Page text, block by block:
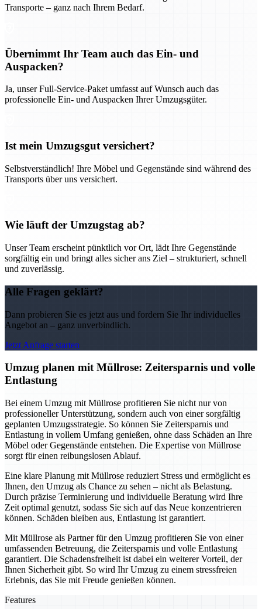
Transporte – ganz nach Ihrem Bedarf.
Übernimmt Ihr Team auch das Ein- und
Auspacken?
Ja, unser Full-Service-Paket umfasst auf Wunsch auch das
professionelle Ein- und Auspacken Ihrer Umzugsgüter.
Ist mein Umzugsgut versichert?
Selbstverständlich! Ihre Möbel und Gegenstände sind während des
Transports über uns versichert.
Wie läuft der Umzugstag ab?
Unser Team erscheint pünktlich vor Ort, lädt Ihre Gegenstände
sorgfältig ein und bringt alles sicher ans Ziel – strukturiert, schnell
und zuverlässig.
Alle Fragen geklärt?
Dann probieren Sie es jetzt aus und fordern Sie Ihr individuelles
Angebot an – ganz unverbindlich.
Jetzt Anfrage starten
Umzug planen mit Müllrose: Zeitersparnis und volle
Entlastung
Bei einem Umzug mit Müllrose profitieren Sie nicht nur von
professioneller Unterstützung, sondern auch von einer sorgfältig
geplanten Umzugsstrategie. So können Sie Zeitersparnis und
Entlastung in vollem Umfang genießen, ohne dass Schäden an Ihre
Möbel oder Gegenstände entstehen. Die Expertise von Müllrose
sorgt für einen reibungslosen Ablauf.
Eine klare Planung mit Müllrose reduziert Stress und ermöglicht es
Ihnen, den Umzug als Chance zu sehen – nicht als Belastung.
Durch präzise Terminierung und individuelle Beratung wird Ihre
Zeit optimal genutzt, sodass Sie sich auf das Neue konzentrieren
können. Schäden bleiben aus, Entlastung ist garantiert.
Mit Müllrose als Partner für den Umzug profitieren Sie von einer
umfassenden Betreuung, die Zeitersparnis und volle Entlastung
garantiert. Die Schadensfreiheit ist dabei ein weiterer Vorteil, der
Ihnen Sicherheit gibt. So wird Ihr Umzug zu einem stressfreien
Erlebnis, das Sie mit Freude genießen können.
Features